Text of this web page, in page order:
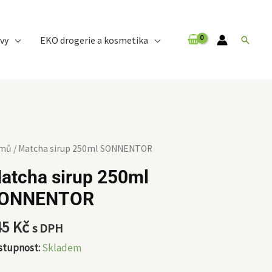
EKO drogerie a kosmetika Hledat
/ Matcha sirup 250ml SONNENTOR
sirup 250ml
Kčs DPH
Skladem